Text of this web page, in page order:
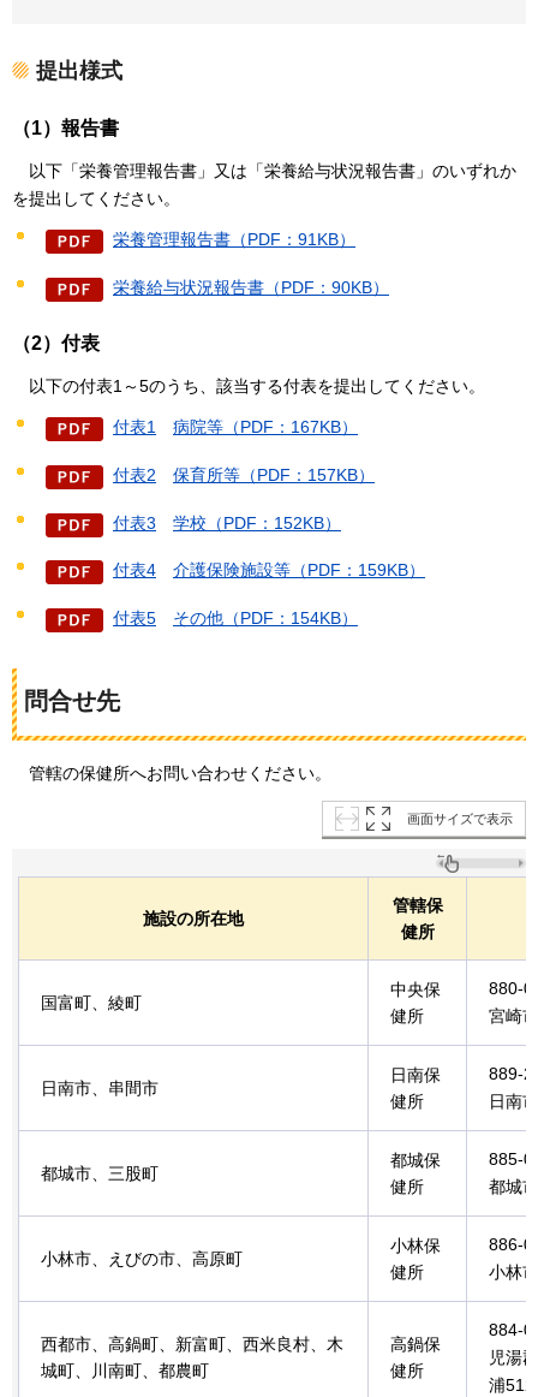
提出様式
（1）報告書
以下「栄養管理報告書」又は「栄養給与状況報告書」のいずれか
を提出してください。
栄養管理報告書（PDF：91KB）
栄養給与状況報告書（PDF：90KB）
（2）付表
以下の付表1～5のうち、該当する付表を提出してください。
付表1 病院等（PDF：167KB）
付表2 保育所等（PDF：157KB）
付表3 学校（PDF：152KB）
付表4 介護保険施設等（PDF：159KB）
付表5 その他（PDF：154KB）
問合せ先
管轄の保健所へお問い合わせください。
画面サイズで表示
施設の所在地
管轄保
健所
国富町、綾町
中央保
健所
880-
宮崎
日南市、串間市
日南保
健所
889-
日南
都城市、三股町
都城保
健所
885-
都城
小林市、えびの市、高原町
小林保
健所
886-
小林
西都市、高鍋町、新富町、西米良村、木
城町、川南町、都農町
高鍋保
健所
884-
児湯
浦